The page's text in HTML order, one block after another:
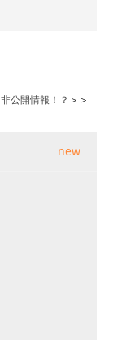
非公開情報！？ ＞＞
new